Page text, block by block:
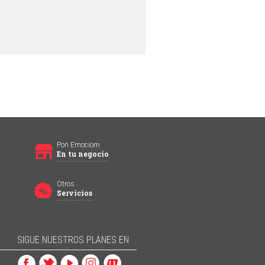
Pon Emociom
En tu negocio
Otros
Servicios
SIGUE NUESTROS PLANES EN